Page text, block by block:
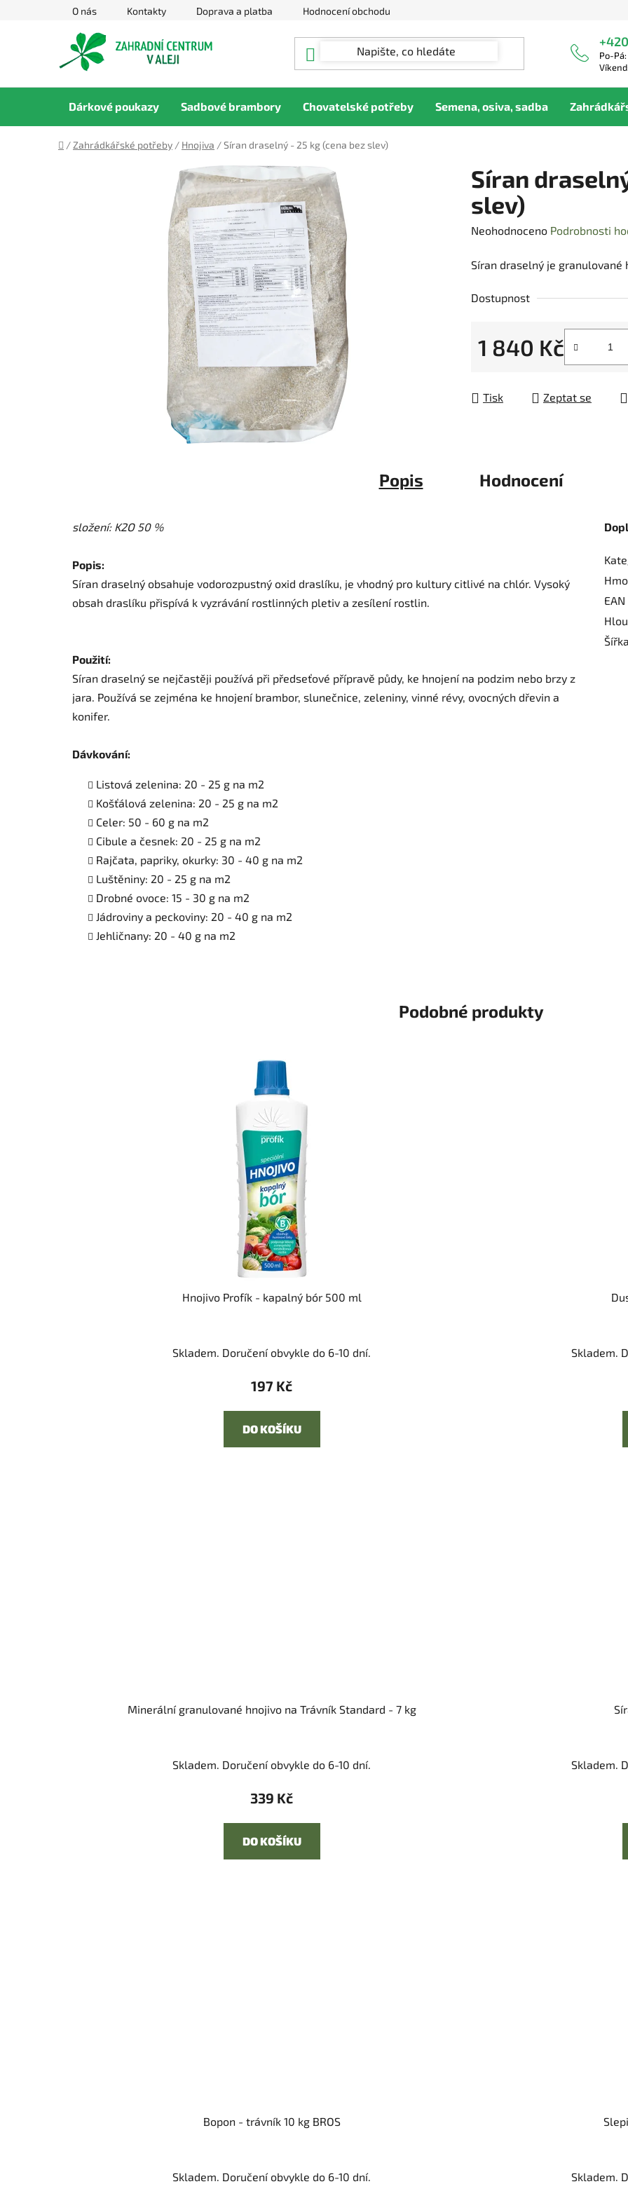
O nás Kontakty Doprava a platba Hodnocení obchodu
Po-
Dárkové poukazy Sadbové brambory Chovatelské potřeby Semena, osiva, sadba
Domů
/ Zahrádkářské potřeby / Hnojiva /Síran draselný - 25 kg (cena bez slev)
Síran
slev)
Průměrné
produktu
0,0
Neohodnoceno Podrobnosti
Síran draselný je
Dostupnost
1 840 Kč
Tisk Zeptat se
Popis Hodnocení
složení: K2O 50 %
Popis:
Síran draselný obsahuje vodorozpustný oxid draslíku, je vhodný pro kultury citlivé na chlór. Vysoký
obsah draslíku přispívá k vyzrávání rostlinných pletiv a zesílení rostlin.
Použití:
Síran draselný se nejčastěji používá při předseťové přípravě půdy, ke hnojení na podzim nebo brzy z
jara. Používá se zejména ke hnojení brambor, slunečnice, zeleniny, vinné révy, ovocných dřevin a
konifer.
Dávkování:
Listová zelenina: 20 - 25 g na m2
Košťálová zelenina: 20 - 25 g na m2
Celer: 50 - 60 g na m2
Cibule a česnek: 20 - 25 g na m2
Rajčata, papriky, okurky: 30 - 40 g na m2
Luštěniny: 20 - 25 g na m2
Drobné ovoce: 15 - 30 g na m2
Jádroviny a peckoviny: 20 - 40 g na m2
Jehličnany: 20 - 40 g na m2
EAN
Podobné produkty
Hnojivo Profík - kapalný bór 500 ml
Skladem. Doručení obvykle do 6-10 dní.
197 Kč
DO KOŠÍKU
Skladem.
Minerální granulované hnojivo na Trávník Standard - 7 kg
Skladem. Doručení obvykle do 6-10 dní.
339 Kč
DO KOŠÍKU
Skladem.
Bopon - trávník 10 kg BROS
Skladem. Doručení obvykle do 6-10 dní. Skladem.